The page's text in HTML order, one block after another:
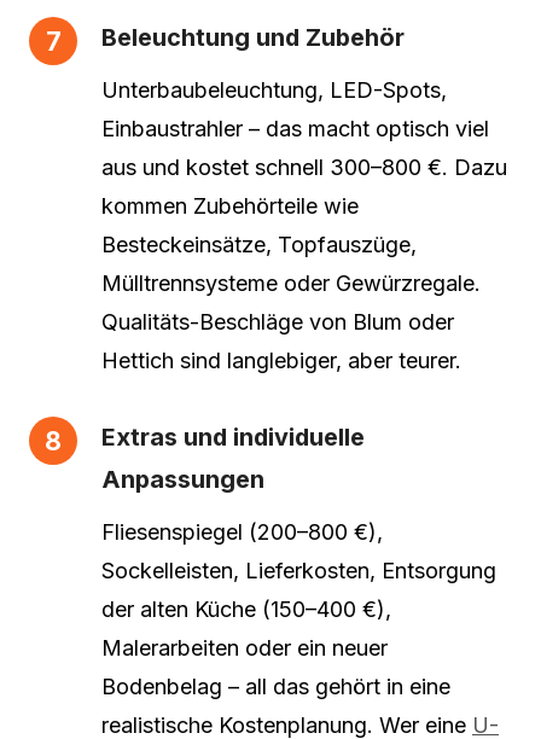
Beleuchtung und Zubehör
Unterbaubeleuchtung, LED-Spots,
Einbaustrahler – das macht optisch viel
aus und kostet schnell 300–800 €. Dazu
kommen Zubehörteile wie
Besteckeinsätze, Topfauszüge,
Mülltrennsysteme oder Gewürzregale.
Qualitäts-Beschläge von Blum oder
Hettich sind langlebiger, aber teurer.
Extras und individuelle
Anpassungen
Fliesenspiegel (200–800 €),
Sockelleisten, Lieferkosten, Entsorgung
der alten Küche (150–400 €),
Malerarbeiten oder ein neuer
Bodenbelag – all das gehört in eine
realistische Kostenplanung. Wer eine U-